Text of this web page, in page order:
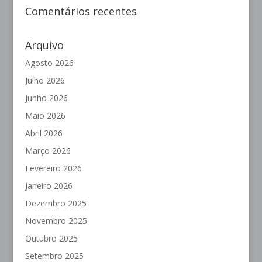
Comentários recentes
Arquivo
Agosto 2026
Julho 2026
Junho 2026
Maio 2026
Abril 2026
Março 2026
Fevereiro 2026
Janeiro 2026
Dezembro 2025
Novembro 2025
Outubro 2025
Setembro 2025